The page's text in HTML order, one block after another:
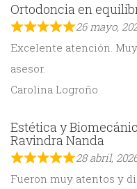
Ortodoncia en
26 mayo,
Excelente atención.
asesor.
Carolina Logroño
Estética y
Ravindra Nanda
28 abril,
Fueron muy atentos y